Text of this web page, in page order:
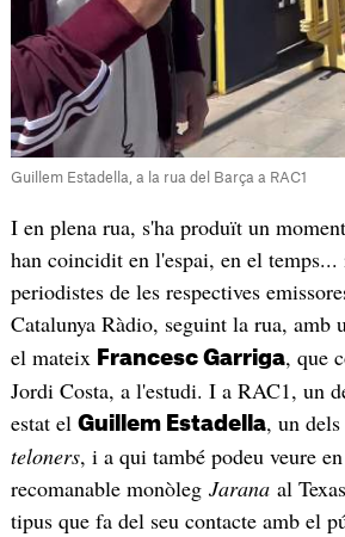
Guillem Estadella, a la rua del Barça a RAC1
I en plena rua, s'ha produït un
han coincidit en l'espai, en el temps...
periodistes de les respectives
Catalunya Ràdio, seguint la rua, amb
el mateix Francesc Garriga, que
Jordi Costa, a l'estudi. I a RAC1, un
estat el Guillem Estadella, un
teloners, i a qui també podeu veure
recomanable monòleg Jaranaal
tipus que fa del seu contacte amb el